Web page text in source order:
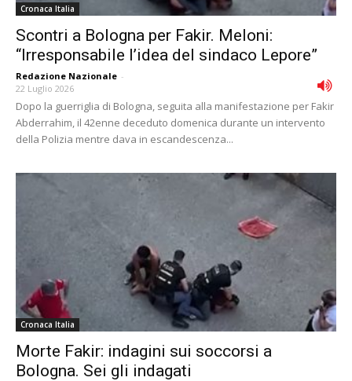
Cronaca Italia
Scontri a Bologna per Fakir. Meloni:
“Irresponsabile l’idea del sindaco Lepore”
Redazione Nazionale -
22 Luglio 2026
Dopo la guerriglia di Bologna, seguita alla manifestazione per Fakir
Abderrahim, il 42enne deceduto domenica durante un intervento
della Polizia mentre dava in escandescenza...
Cronaca Italia
Morte Fakir: indagini sui soccorsi a
Bologna. Sei gli indagati